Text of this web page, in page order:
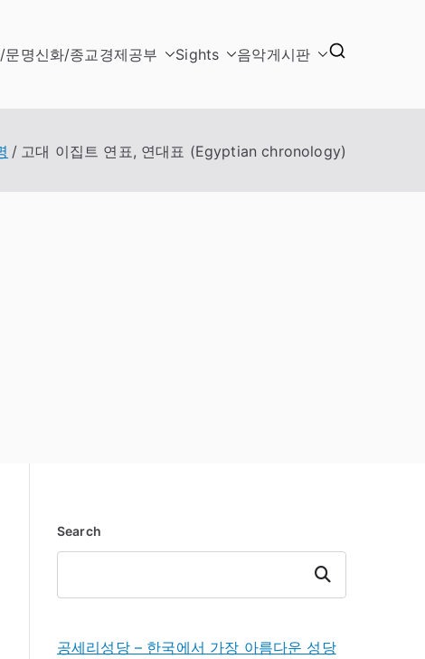
문명신화/종교경제공부 Sights 음악게시판
고대 이집트 연표, 연대표 (Egyptian chronology)
Search
Search
공세리성당 – 한국에서 가장 아름다운 성당